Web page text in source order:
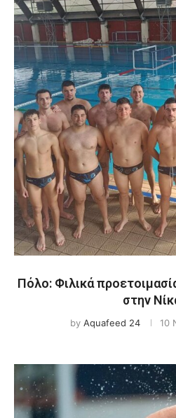
Πόλο: Φιλικά
στην
by Aquafeed 24 10